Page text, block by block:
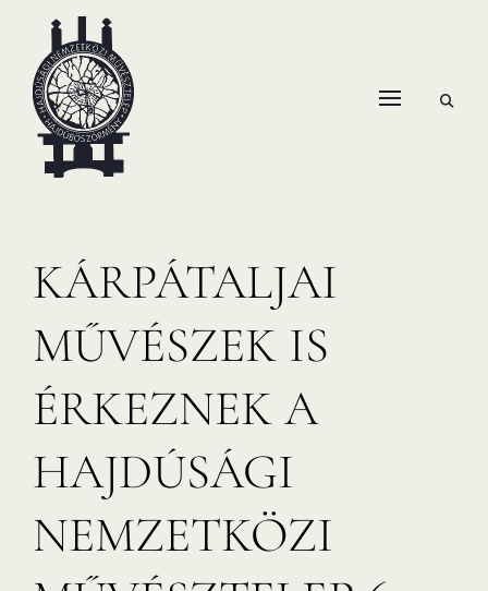
content
HANEMA – Hajdúsági Nemzetközi Művésztelep
open
KÁRPÁTALJAI
MŰVÉSZEK IS
ÉRKEZNEK A
HAJDÚSÁGI
NEMZETKÖZI